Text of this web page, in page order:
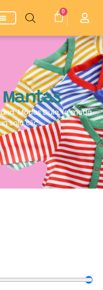
0
Modas Dula, la moda
solo clic.